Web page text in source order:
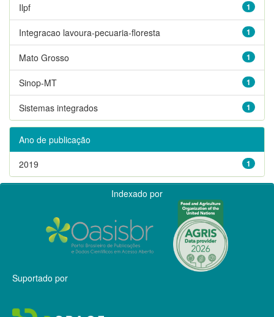
1
Ilpf
1
Integracao lavoura-pecuaria-floresta
1
Mato Grosso
1
Sinop-MT
1
Sistemas integrados
Ano de publicação
1
2019
Indexado por
Suportado por